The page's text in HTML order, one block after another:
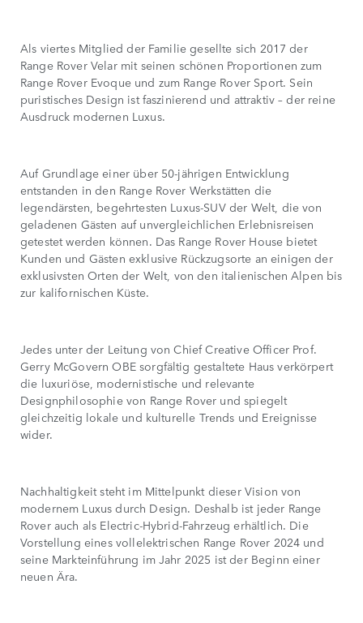
Als viertes Mitglied der Familie gesellte sich 2017 der
Range Rover Velar mit seinen schönen Proportionen zum
Range Rover Evoque und zum Range Rover Sport. Sein
puristisches Design ist faszinierend und attraktiv – der reine
Ausdruck modernen Luxus.
Auf Grundlage einer über 50-jährigen Entwicklung
entstanden in den Range Rover Werkstätten die
legendärsten, begehrtesten Luxus-SUV der Welt, die von
geladenen Gästen auf unvergleichlichen Erlebnisreisen
getestet werden können. Das Range Rover House bietet
Kunden und Gästen exklusive Rückzugsorte an einigen der
exklusivsten Orten der Welt, von den italienischen Alpen bis
zur kalifornischen Küste.
Jedes unter der Leitung von Chief Creative Officer Prof.
Gerry McGovern OBE sorgfältig gestaltete Haus verkörpert
die luxuriöse, modernistische und relevante
Designphilosophie von Range Rover und spiegelt
gleichzeitig lokale und kulturelle Trends und Ereignisse
wider.
Nachhaltigkeit steht im Mittelpunkt dieser Vision von
modernem Luxus durch Design. Deshalb ist jeder Range
Rover auch als Electric-Hybrid-Fahrzeug erhältlich. Die
Vorstellung eines vollelektrischen Range Rover 2024 und
seine Markteinführung im Jahr 2025 ist der Beginn einer
neuen Ära.